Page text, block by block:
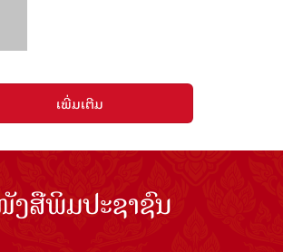
ເພີ່ມເຕີມ
ສືພິມປະຊາຊົນ